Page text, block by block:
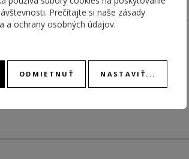
náramok oceľ
Prečítajte si naše zásady
a ochrany osobných údajov.
ODMIETNUŤ NASTAVIŤ...